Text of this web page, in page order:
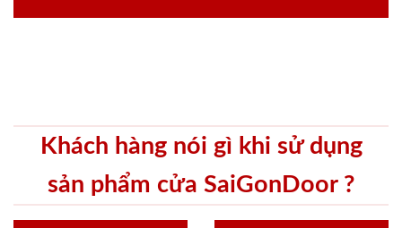
Khách hàng nói gì khi sử dụng
sản phẩm cửa SaiGonDoor ?